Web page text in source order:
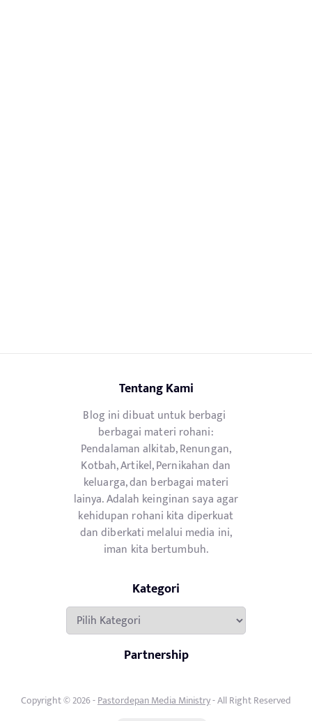
Tentang Kami
Blog ini dibuat untuk berbagi
berbagai materi rohani:
Pendalaman alkitab, Renungan,
Kotbah, Artikel, Pernikahan dan
keluarga, dan berbagai materi
lainya. Adalah keinginan saya agar
kehidupan rohani kita diperkuat
dan diberkati melalui media ini,
iman kita bertumbuh.
Kategori
Kategori
Partnership
Copyright © 2026 -Pastordepan Media Ministry- All Right Reserved